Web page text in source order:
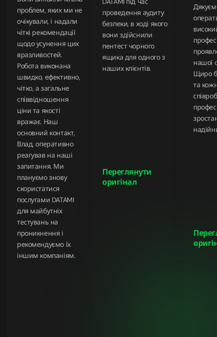
проблем, яких ми не
очікували, і надали
чіткі рекомендації
щодо усунення цих
вразливостей.
Робота виконана
швидко, ефективно,
чітко, а загальне
співвідношення
ціни та якості
вражає. Наш
основний контакт,
Влад, оперативно
реагував на наші
запитання. Ми
плануємо знову
скористатися
послугами DATAMI
для майбутніх
тестувань на
проникнення і
рекомендуємо їх
іншим компаніям.
проведення аудиту
безпеки, в ході якого
вони здійснили
пентест чорного
ящика для одного з
наших клієнтів.
Переглянути
оригінал
нашої
Щиро
та